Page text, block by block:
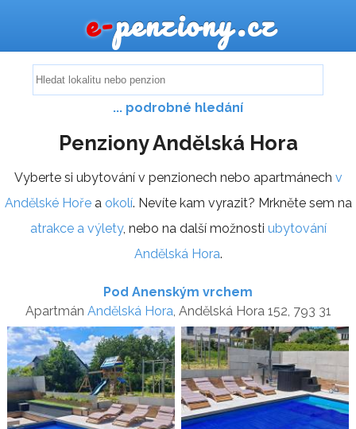
e-penziony.cz
... podrobné hledání
Penziony Andělská Hora
Vyberte si ubytování v penzionech nebo apartmánech v
Andělské Hořea okolí. Nevíte kam vyrazit? Mrkněte sem na
atrakce a výlety, nebo na další možnosti ubytování
Andělská Hora.
Pod Anenským vrchem
Apartmán Andělská Hora , Andělská Hora 152, 793 31